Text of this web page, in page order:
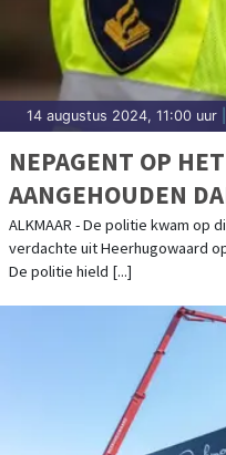
14 augustus 2024, 11:00 uur
NEPAGENT OP
AANGEHOUDEN
MELDSTER
ALKMAAR - De politie kwam op
verdachte uit Heerhugowaard
De politie hield [...]